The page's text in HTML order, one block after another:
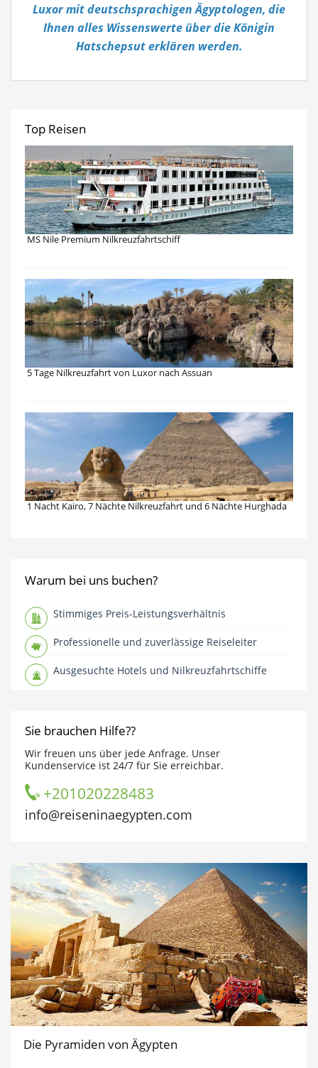
Luxor mit deutschsprachigen Ägyptologen, die
Ihnen alles Wissenswerte über die Königin
Hatschepsut erklären werden.
Top Reisen
MS Nile Premium Nilkreuzfahrtschiff
5 Tage Nilkreuzfahrt von Luxor nach Assuan
1 Nacht Kairo, 7 Nächte Nilkreuzfahrt und 6 Nächte Hurghada
Warum bei uns buchen?
Stimmiges Preis-Leistungsverhältnis
Professionelle und zuverlässige Reiseleiter
Ausgesuchte Hotels und Nilkreuzfahrtschiffe
Sie brauchen Hilfe??
Wir freuen uns über jede Anfrage. Unser
Kundenservice ist 24/7 für Sie erreichbar.
+201020228483
info@reiseninaegypten.com
Die Pyramiden von Ägypten